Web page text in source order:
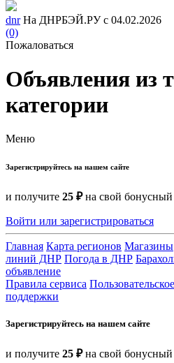
dnr На ДНРБЭЙ.РУ с 04.02.2026
(0)
Пожаловаться
Объявления из
категории
Меню
Зарегистрируйтесь на нашем сайте
и получите 25 ₽на свой бонусный
Войти или зарегистрироваться
Главная Карта регионов Магазины
линий ДНР Погода в ДНР
объявление
Правила сервиса
поддержки
Зарегистрируйтесь на нашем сайте
и получите 25 ₽на свой бонусный